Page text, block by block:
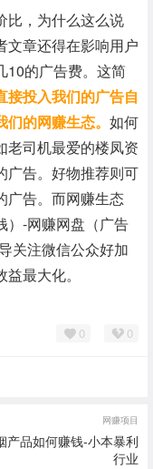
比，为什么这么说
文章还得在影响用户
10的广告费。这简
接投入我们的广告自
的网赚生态。 如何
老司机最爱的楼凤资
广告。好物推荐则可
广告。而网赚生态
）-网赚网盘（广告
关注微信公众好加
最大化。
0 0
网赚项目
产品如何赚钱-小本暴利
行业